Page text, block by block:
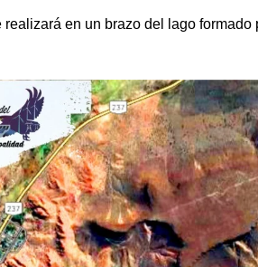
realizará en un brazo del lago